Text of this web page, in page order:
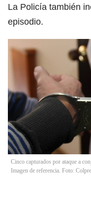
La Policía también
episodio.
Cinco capturados por ataque a
Imagen de referencia. Foto: